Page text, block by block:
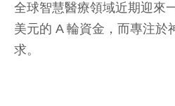
全球智慧醫療領域近期迎來
美元的 A 輪資金，而專注於
求。